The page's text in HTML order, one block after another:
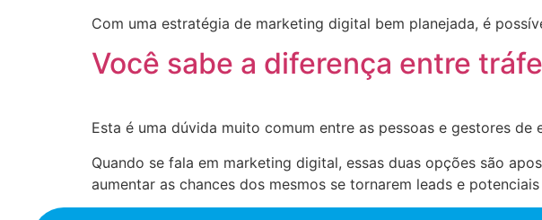
Com uma estratégia de marketing digital bem planejada, é
Você sabe a diferença entre
Esta é uma dúvida muito comum entre as pessoas e gestores
Quando se fala em marketing digital, essas duas opções são
aumentar as chances dos mesmos se tornarem leads e